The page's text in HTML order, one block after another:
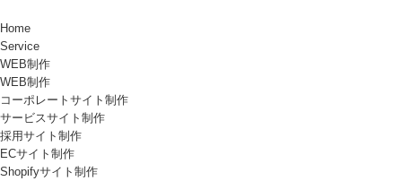
Home
Service
WEB制作
WEB制作
コーポレートサイト制作
サービスサイト制作
採用サイト制作
ECサイト制作
Shopifyサイト制作